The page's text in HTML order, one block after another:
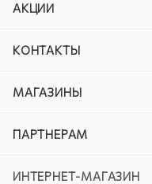
АКЦИИ
КОНТАКТЫ
МАГАЗИНЫ
ПАРТНЕРАМ
ИНТЕРНЕТ-МАГАЗИН